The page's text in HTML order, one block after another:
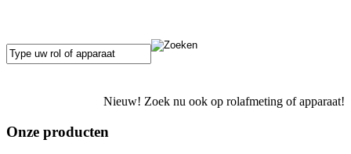
Nieuw! Zoek nu ook op rolafmeting of apparaat!
Onze producten